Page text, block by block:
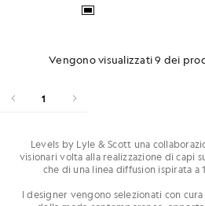
Vengono visualizzati 9 dei
1
Levels by Lyle & Scott una
visionari volta alla realizzazione di capi
che di una linea diffusion ispirata a
I designer vengono selezionati con